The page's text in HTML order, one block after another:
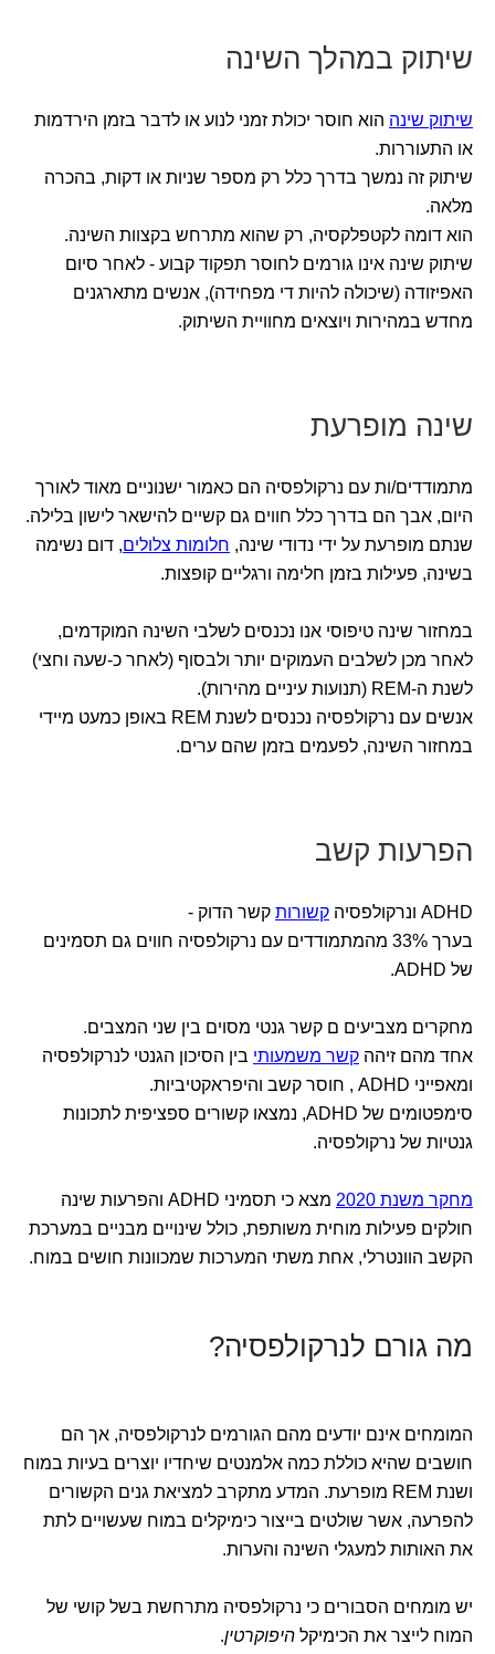
שיתוק במהלך השינה
שיתוק שינה הוא חוסר יכולת זמני לנוע או לדבר בזמן הירדמות
או התעוררות.
שיתוק זה נמשך בדרך כלל רק מספר שניות או דקות, בהכרה
מלאה.
הוא דומה לקטפלקסיה, רק שהוא מתרחש בקצוות השינה.
שיתוק שינה אינו גורמים לחוסר תפקוד קבוע - לאחר סיום
האפיזודה (שיכולה להיות די מפחידה), אנשים מתארגנים
מחדש במהירות ויוצאים מחוויית השיתוק.
שינה מופרעת
מתמודדים/ות עם נרקולפסיה הם כאמור ישנוניים מאוד לאורך
היום, אבך הם בדרך כלל חווים גם קשיים להישאר לישון בלילה.
שנתם מופרעת על ידי נדודי שינה, חלומות צלולים, דום נשימה
בשינה, פעילות בזמן חלימה ורגליים קופצות.
במחזור שינה טיפוסי אנו נכנסים לשלבי השינה המוקדמים,
לאחר מכן לשלבים העמוקים יותר ולבסוף (לאחר כ-שעה וחצי)
לשנת ה-REM (תנועות עיניים מהירות).
אנשים עם נרקולפסיה נכנסים לשנת REM באופן כמעט מיידי
במחזור השינה, לפעמים בזמן שהם ערים.
הפרעות קשב
ADHD ונרקולפסיה קשורות קשר הדוק -
בערך 33% מהמתמודדים עם נרקולפסיה חווים גם תסמינים
של ADHD.
מחקרים מצביעים ם קשר גנטי מסוים בין שני המצבים.
אחד מהם זיהה קשר משמעותי בין הסיכון הגנטי לנרקולפסיה
ומאפייני ADHD , חוסר קשב והיפראקטיביות.
סימפטומים של ADHD, נמצאו קשורים ספציפית לתכונות
גנטיות של נרקולפסיה.
מחקר משנת 2020
מצא כי תסמיני ADHD והפרעות שינה
חולקים פעילות מוחית משותפת, כולל שינויים מבניים במערכת
הקשב הוונטרלי, אחת משתי המערכות שמכוונות חושים במוח.
מה גורם לנרקולפסיה?
המומחים אינם יודעים מהם הגורמים לנרקולפסיה, אך הם
חושבים שהיא כוללת כמה אלמנטים שיחדיו יוצרים בעיות במוח
ושנת REM מופרעת. המדע מתקרב למציאת גנים הקשורים
להפרעה, אשר שולטים בייצור כימיקלים במוח שעשויים לתת
את האותות למעגלי השינה והערות.
יש מומחים הסבורים כי נרקולפסיה מתרחשת בשל קושי של
המוח לייצר את הכימיקל היפוקרטין.